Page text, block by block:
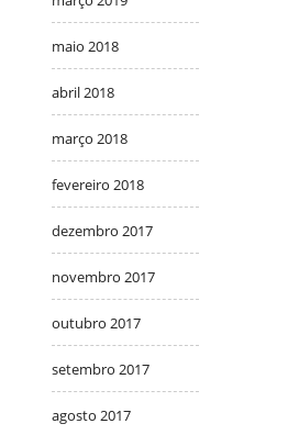
maio 2018
abril 2018
março 2018
fevereiro 2018
dezembro 2017
novembro 2017
outubro 2017
setembro 2017
agosto 2017